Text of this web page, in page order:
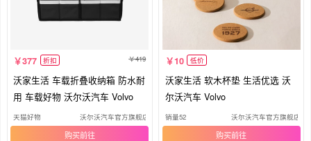
377 折扣 419
沃家生活 车载折叠收纳箱 防水耐
用 车载好物 沃尔沃汽车 Volvo
天猫好物 沃尔沃汽车官方旗舰店
购买
10 低价
沃家生活 软木杯垫 生活优选 沃
尔沃汽车 Volvo
销量52 沃尔沃汽车官方旗舰店
购买